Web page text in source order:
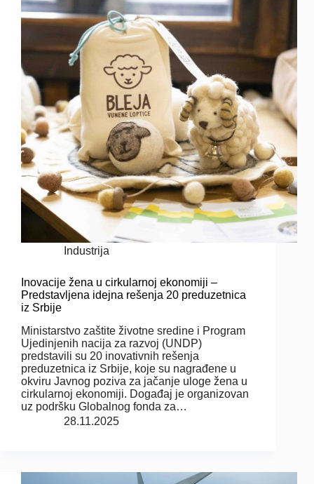
Industrija
Inovacije žena u cirkularnoj ekonomiji –
Predstavljena idejna rešenja 20 preduzetnica
iz Srbije
Ministarstvo zaštite životne sredine i Program
Ujedinjenih nacija za razvoj (UNDP)
predstavili su 20 inovativnih rešenja
preduzetnica iz Srbije, koje su nagrađene u
okviru Javnog poziva za jačanje uloge žena u
cirkularnoj ekonomiji. Događaj je organizovan
uz podršku Globalnog fonda za…
28.11.2025